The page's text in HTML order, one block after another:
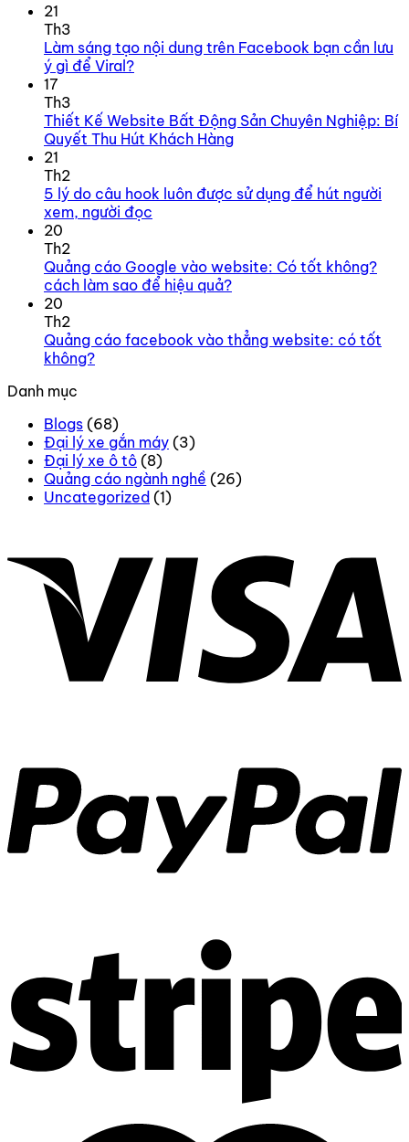
21
Th3
Làm sáng tạo nội dung trên Facebook bạn cần lưu
ý gì để Viral?
17
Th3
Thiết Kế Website Bất Động Sản Chuyên Nghiệp: Bí
Quyết Thu Hút Khách Hàng
21
Th2
5 lý do câu hook luôn được sử dụng để hút người
xem, người đọc
20
Th2
Quảng cáo Google vào website: Có tốt không?
cách làm sao để hiệu quả?
20
Th2
Quảng cáo facebook vào thẳng website: có tốt
không?
Danh mục
Blogs (68)
Đại lý xe gắn máy (3)
Đại lý xe ô tô (8)
Quảng cáo ngành nghề (26)
Uncategorized (1)